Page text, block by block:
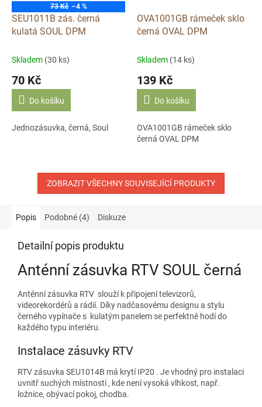
73 Kč –4 %
SEU1011B zás. černá
kulatá SOUL DPM
Skladem (30 ks)
70 Kč
Do košíku
Jednozásuvka, černá, Soul
OVA1001GB rámeček sklo
černá OVAL DPM
Skladem (14 ks)
139 Kč
Do košíku
OVA1001GB rámeček sklo
černá OVAL DPM
ZOBRAZIT VŠECHNY SOUVISEJÍCÍ PRODUKTY
Popis Podobné (4) Diskuze
Detailní popis produktu
Anténní zásuvka RTV SOUL černá
Anténní zásuvka RTV slouží k připojení televizorů,
videorekordérů a rádií. Díky nadčasovému designu a stylu
černého vypínače s kulatým panelem se perfektně hodí do
každého typu interiéru.
Instalace zásuvky RTV
RTV zásuvka SEU1014B má krytí IP20 . Je vhodný pro instalaci
uvnitř suchých místností , kde není vysoká vlhkost, např.
ložnice, obývací pokoj, chodba.